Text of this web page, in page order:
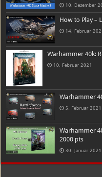
10. Dezember
How to Play –
14. Februar
Warhammer 40k:
10. Februar 2021
Warhammer
5. Februar 2021
Warhammer
2000 pts
30. Januar 2021